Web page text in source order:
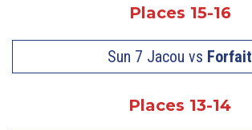
Places 15-16
Sun 7 Jacou vs Forfait
Places 13-14